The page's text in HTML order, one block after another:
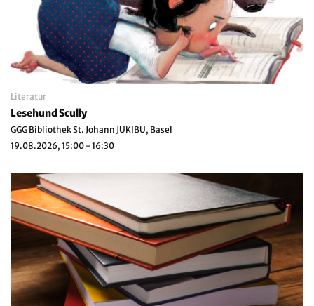
Literatur
Lesehund Scully
GGG Bibliothek St. Johann JUKIBU, Basel
19.08.2026, 15:00 - 16:30